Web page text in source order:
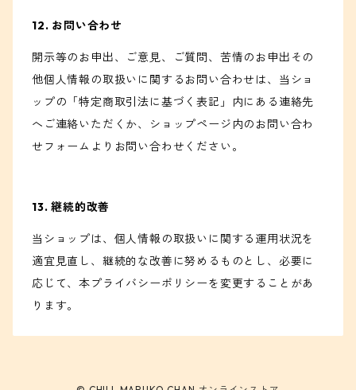
12. お問い合わせ
開示等のお申出、ご意見、ご質問、苦情のお申出その
他個人情報の取扱いに関するお問い合わせは、当ショ
ップの「特定商取引法に基づく表記」内にある連絡先
へご連絡いただくか、ショップページ内のお問い合わ
せフォームよりお問い合わせください。
13. 継続的改善
当ショップは、個人情報の取扱いに関する運用状況を
適宜見直し、継続的な改善に努めるものとし、必要に
応じて、本プライバシーポリシーを変更することがあ
ります。